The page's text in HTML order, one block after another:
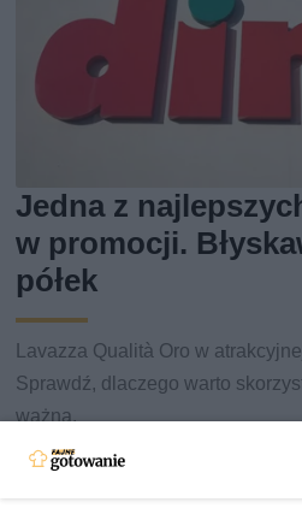
Jedna z
w promocji.
półek
Lavazza Qualità Oro w
Sprawdź, dlaczego warto
ważna.